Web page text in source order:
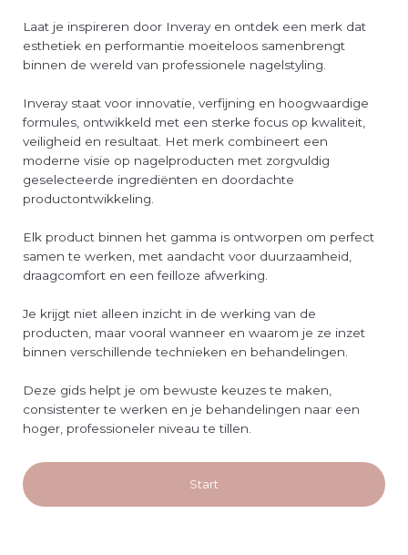
Laat je inspireren door Inveray en ontdek een merk dat
esthetiek en performantie moeiteloos samenbrengt
binnen de wereld van professionele nagelstyling.
Inveray staat voor innovatie, verfijning en hoogwaardige
formules, ontwikkeld met een sterke focus op kwaliteit,
veiligheid en resultaat. Het merk combineert een
moderne visie op nagelproducten met zorgvuldig
geselecteerde ingrediënten en doordachte
productontwikkeling.
Elk product binnen het gamma is ontworpen om perfect
samen te werken, met aandacht voor duurzaamheid,
draagcomfort en een feilloze afwerking.
Je krijgt niet alleen inzicht in de werking van de
producten, maar vooral wanneer en waarom je ze inzet
binnen verschillende technieken en behandelingen.
Deze gids helpt je om bewuste keuzes te maken,
consistenter te werken en je behandelingen naar een
hoger, professioneler niveau te tillen.
Start